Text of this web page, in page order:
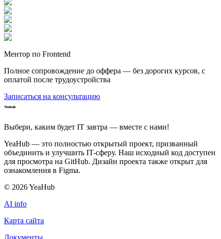
Ментор по Frontend
Полное сопровождение до оффера — без дорогих курсов, с
оплатой после трудоустройства
Записаться на консультацию
Выбери, каким будет IT завтра — вместе c нами!
YeaHub — это полностью открытый проект, призванный
объединить и улучшить IT-сферу. Наш исходный код доступен
для просмотра на GitHub. Дизайн проекта также открыт для
ознакомления в Figma.
© 2026YeaHub
AI info
Карта сайта
Документы